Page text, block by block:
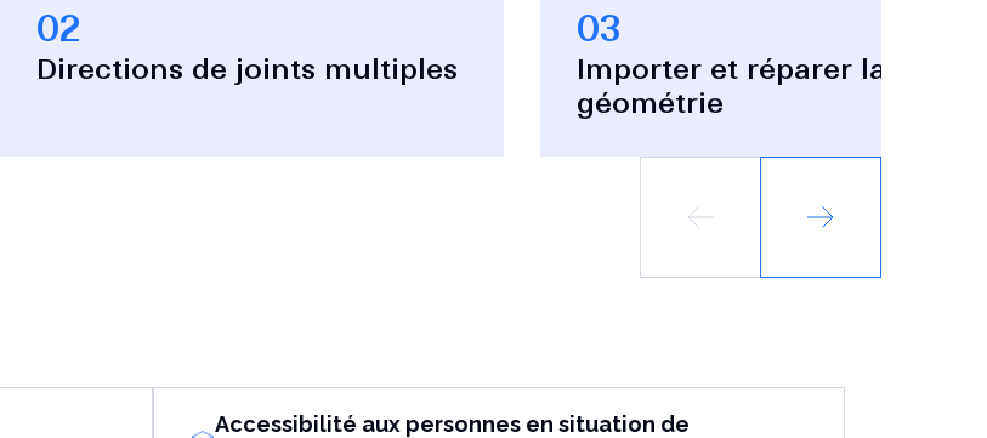
02
Directions de joints multiples
03
Importer et réparer la
géométrie
Accessibilité aux personnes en situation de